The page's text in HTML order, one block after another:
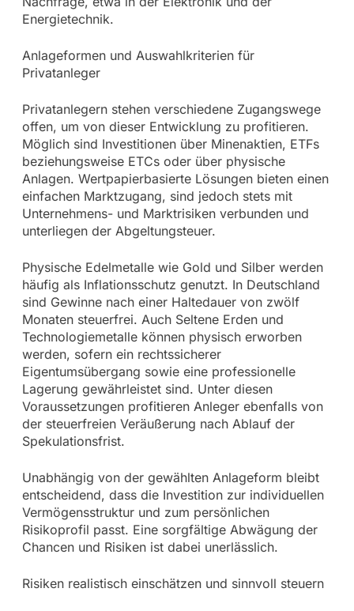
Energietechnik.
Anlageformen und Auswahlkriterien für
Privatanleger
Privatanlegern stehen verschiedene Zugangswege
offen, um von dieser Entwicklung zu profitieren.
Möglich sind Investitionen über Minenaktien, ETFs
beziehungsweise ETCs oder über physische
Anlagen. Wertpapierbasierte Lösungen bieten einen
einfachen Marktzugang, sind jedoch stets mit
Unternehmens- und Marktrisiken verbunden und
unterliegen der Abgeltungsteuer.
Physische Edelmetalle wie Gold und Silber werden
häufig als Inflationsschutz genutzt. In Deutschland
sind Gewinne nach einer Haltedauer von zwölf
Monaten steuerfrei. Auch Seltene Erden und
Technologiemetalle können physisch erworben
werden, sofern ein rechtssicherer
Eigentumsübergang sowie eine professionelle
Lagerung gewährleistet sind. Unter diesen
Voraussetzungen profitieren Anleger ebenfalls von
der steuerfreien Veräußerung nach Ablauf der
Spekulationsfrist.
Unabhängig von der gewählten Anlageform bleibt
entscheidend, dass die Investition zur individuellen
Vermögensstruktur und zum persönlichen
Risikoprofil passt. Eine sorgfältige Abwägung der
Chancen und Risiken ist dabei unerlässlich.
Risiken realistisch einschätzen und sinnvoll steuern